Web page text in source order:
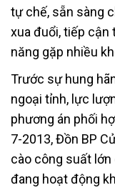
tự chế, sẵn sàng
xua đuổi, tiếp cận
năng gặp nhiều
Trước sự hung
ngoại tỉnh, lực
phương án phối
7-2013, Đồn BP
cào công suất lớn
đang hoạt động